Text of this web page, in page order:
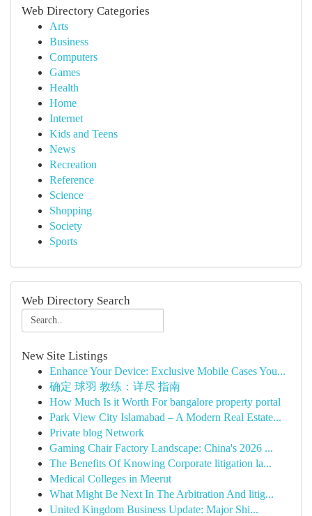
Web Directory Categories
Arts
Business
Computers
Games
Health
Home
Internet
Kids and Teens
News
Recreation
Reference
Science
Shopping
Society
Sports
Web Directory Search
New Site Listings
Enhance Your Device: Exclusive Mobile Cases You...
确定 球羽 教练：详尽 指南
How Much Is it Worth For bangalore property portal
Park View City Islamabad – A Modern Real Estate...
Private blog Network
Gaming Chair Factory Landscape: China's 2026 ...
The Benefits Of Knowing Corporate litigation la...
Medical Colleges in Meerut
What Might Be Next In The Arbitration And litig...
United Kingdom Business Update: Major Shi...